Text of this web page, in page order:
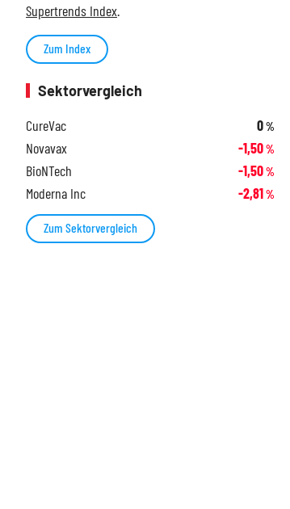
Supertrends Index.
Zum Index
Sektorvergleich
CureVac
0%
Novavax -1,50%
BioNTech -1,50%
Moderna Inc -2,81%
Zum Sektorvergleich